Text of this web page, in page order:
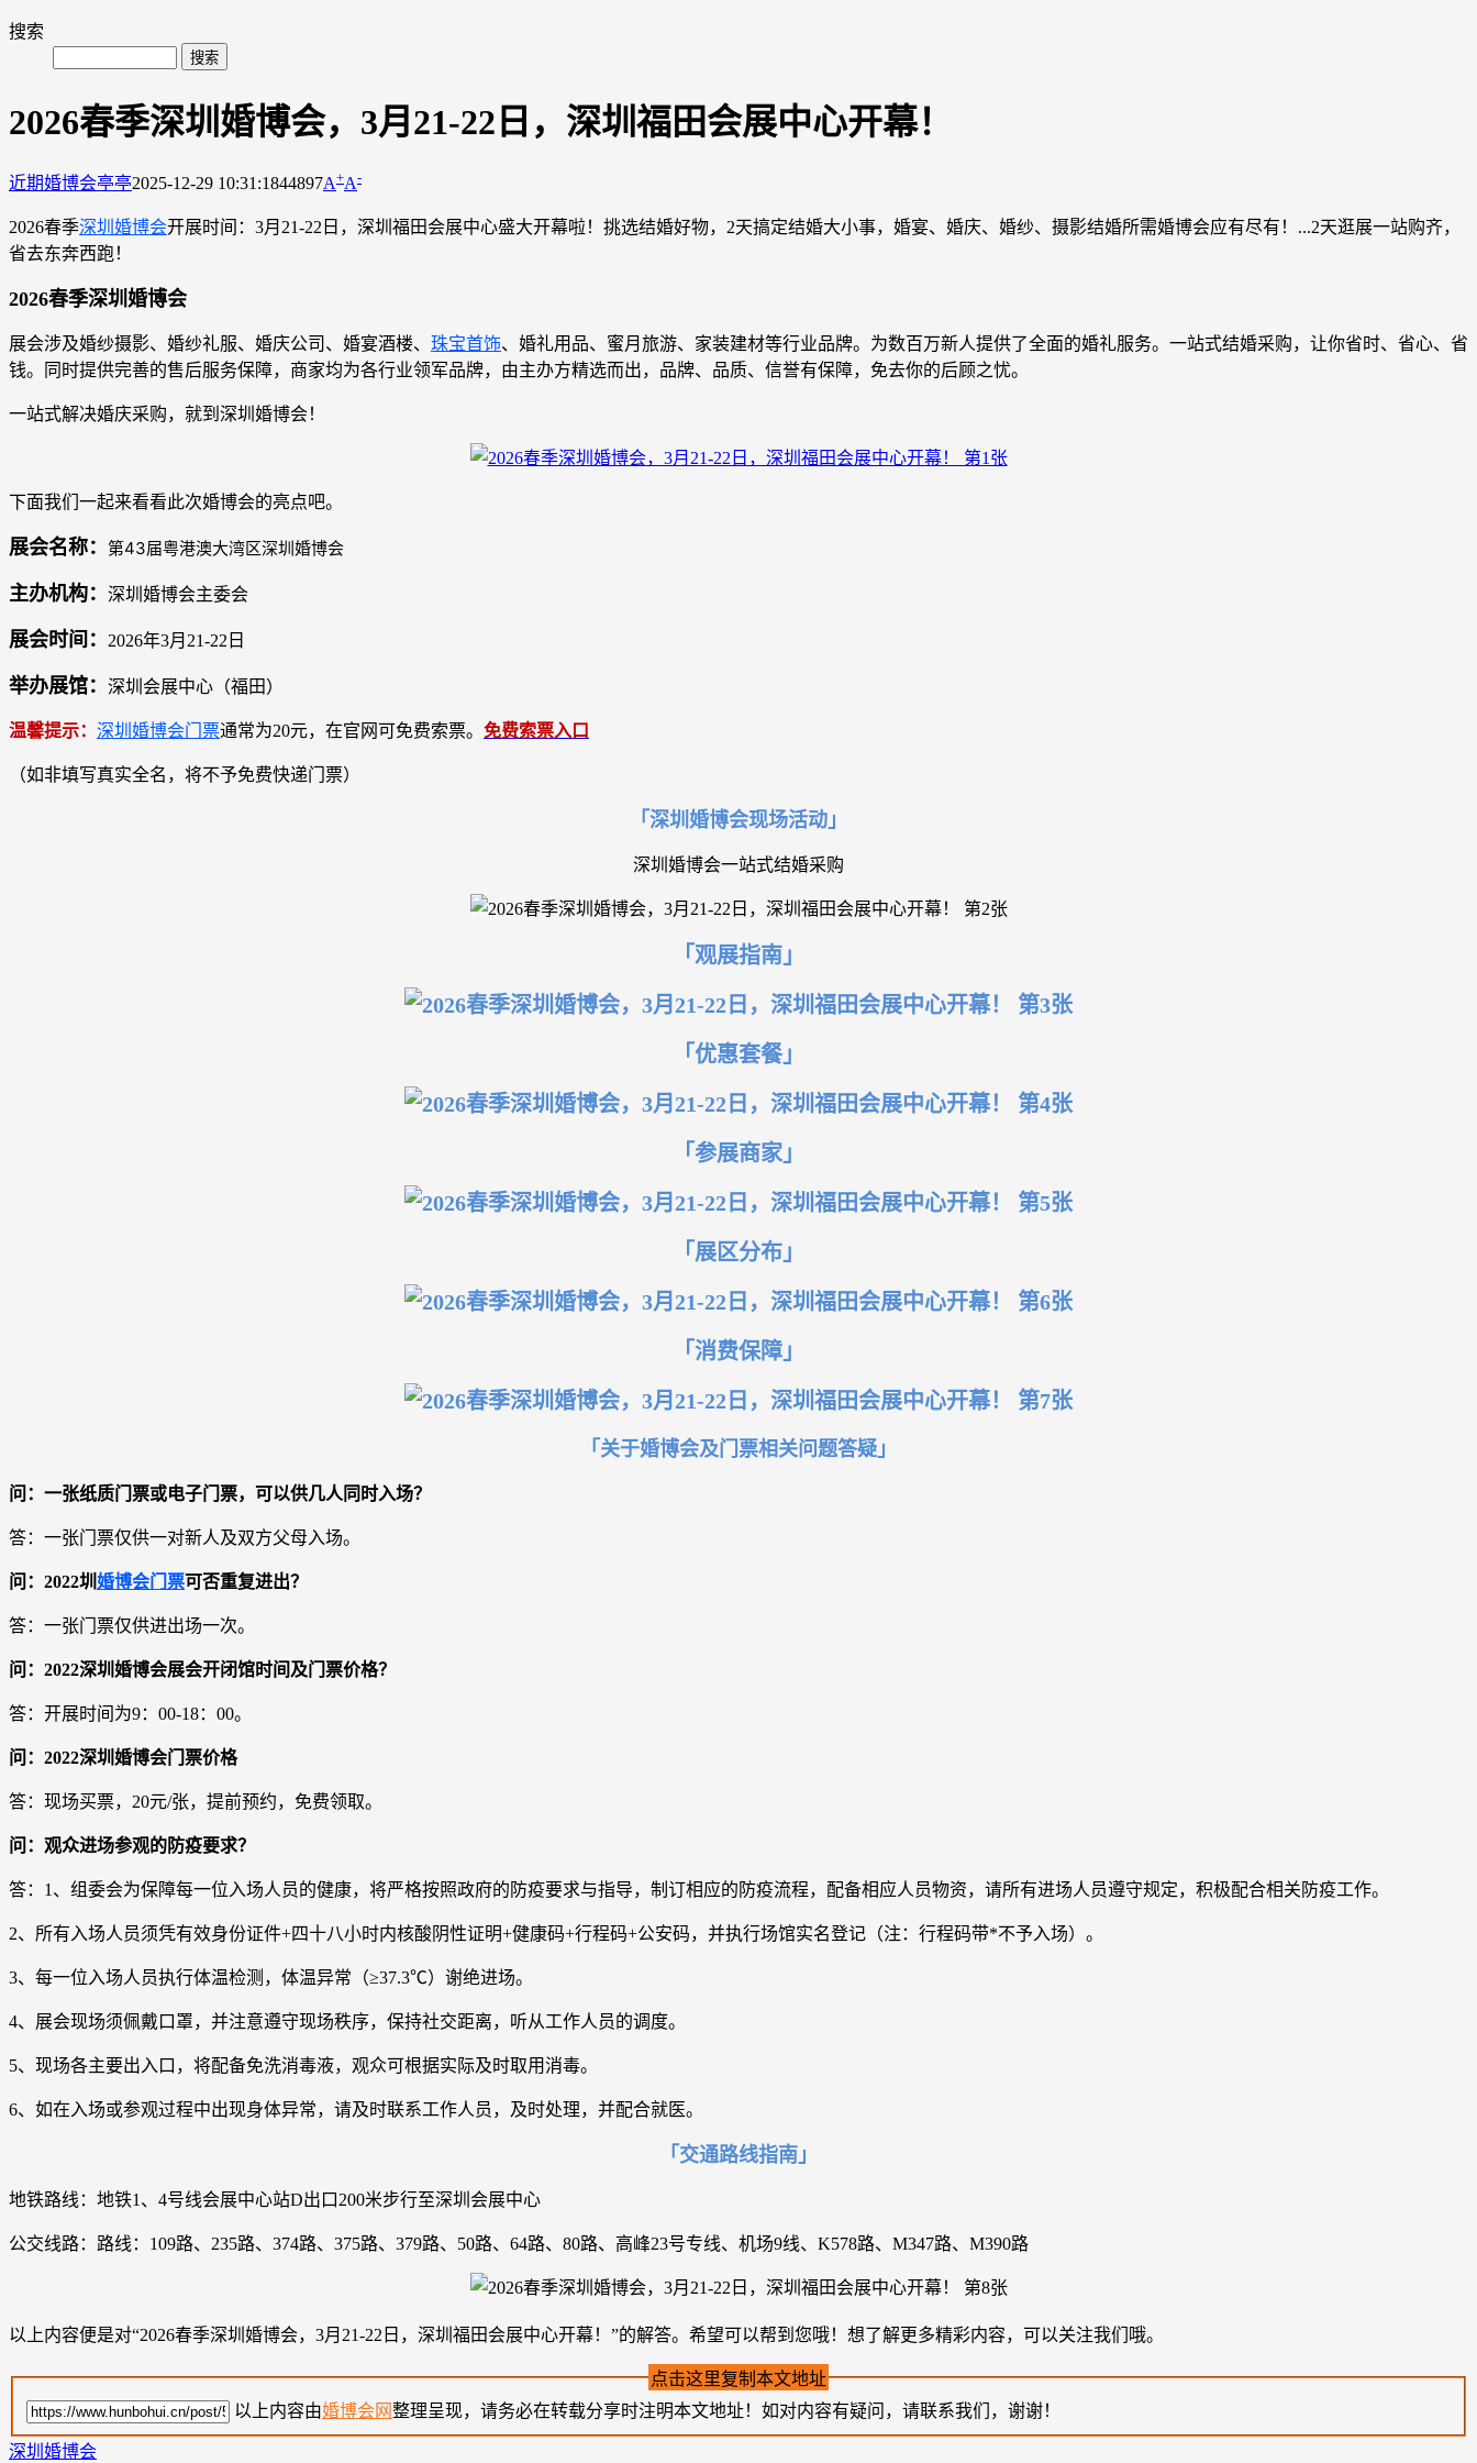
搜索
2026春季深圳婚博会，3月21-22日，深圳福田会展中心开幕！
近期婚博会亭亭2025-12-29 10:31:1844897A+A-
2026春季深圳婚博会开展时间：3月21-22日，深圳福田会展中心盛大开幕啦！挑选结婚好物，2天搞定结婚大小事，婚宴、婚庆、婚纱、摄影结婚所需婚博会应有尽有！...2天逛展一站购齐，
省去东奔西跑！
2026春季深圳婚博会
展会涉及婚纱摄影、婚纱礼服、婚庆公司、婚宴酒楼、 珠宝首饰、婚礼用品、蜜月旅游、家装建材等行业品牌。为数百万新人提供了全面的婚礼服务。一站式结婚采购，让你省时、省心、省
钱。同时提供完善的售后服务保障，商家均为各行业领军品牌，由主办方精选而出，品牌、品质、信誉有保障，免去你的后顾之忧。
一站式解决婚庆采购，就到深圳婚博会！
下面我们一起来看看此次婚博会的亮点吧。
展会名称： 第43届粤港澳大湾区深圳婚博会
主办机构： 深圳婚博会主委会
展会时间： 2026年3月21-22日
举办展馆： 深圳会展中心（福田）
温馨提示： 深圳婚博会门票通常为20元，在官网可免费索票。 免费索票入口
（如非填写真实全名，将不予免费快递门票）
「深圳婚博会现场活动」
深圳婚博会一站式结婚采购
「观展指南」
「优惠套餐」
「参展商家」
「展区分布」
「消费保障」
「关于婚博会及门票相关问题答疑」
问：一张纸质门票或电子门票，可以供几人同时入场？
答：一张门票仅供一对新人及双方父母入场。
问：2022圳 婚博会门票可否重复进出？
答：一张门票仅供进出场一次。
问：2022深圳婚博会展会开闭馆时间及门票价格？
答：开展时间为9：00-18：00。
问：2022深圳婚博会门票价格
答：现场买票，20元/张，提前预约，免费领取。
问：观众进场参观的防疫要求？
答：1、组委会为保障每一位入场人员的健康，将严格按照政府的防疫要求与指导，制订相应的防疫流程，配备相应人员物资，请所有进场人员遵守规定，积极配合相关防疫工作。
2、所有入场人员须凭有效身份证件+四十八小时内核酸阴性证明+健康码+行程码+公安码，并执行场馆实名登记（注：行程码带*不予入场）。
3、每一位入场人员执行体温检测，体温异常（≥37.3℃）谢绝进场。
4、展会现场须佩戴口罩，并注意遵守现场秩序，保持社交距离，听从工作人员的调度。
5、现场各主要出入口，将配备免洗消毒液，观众可根据实际及时取用消毒。
6、如在入场或参观过程中出现身体异常，请及时联系工作人员，及时处理，并配合就医。
「交通路线指南」
地铁路线：地铁1、4号线会展中心站D出口200米步行至深圳会展中心
公交线路：路线：109路、235路、374路、375路、379路、50路、64路、80路、高峰23号专线、机场9线、K578路、M347路、M390路
以上内容便是对“2026春季深圳婚博会，3月21-22日，深圳福田会展中心开幕！”的解答。希望可以帮到您哦！想了解更多精彩内容，可以关注我们哦。
点击这里复制本文地址
以上内容由婚博会网整理呈现，请务必在转载分享时注明本文地址！如对内容有疑问，请联系我们，谢谢！
深圳婚博会